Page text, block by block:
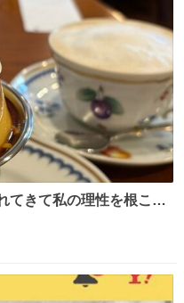
てきて私の理性を根こそ